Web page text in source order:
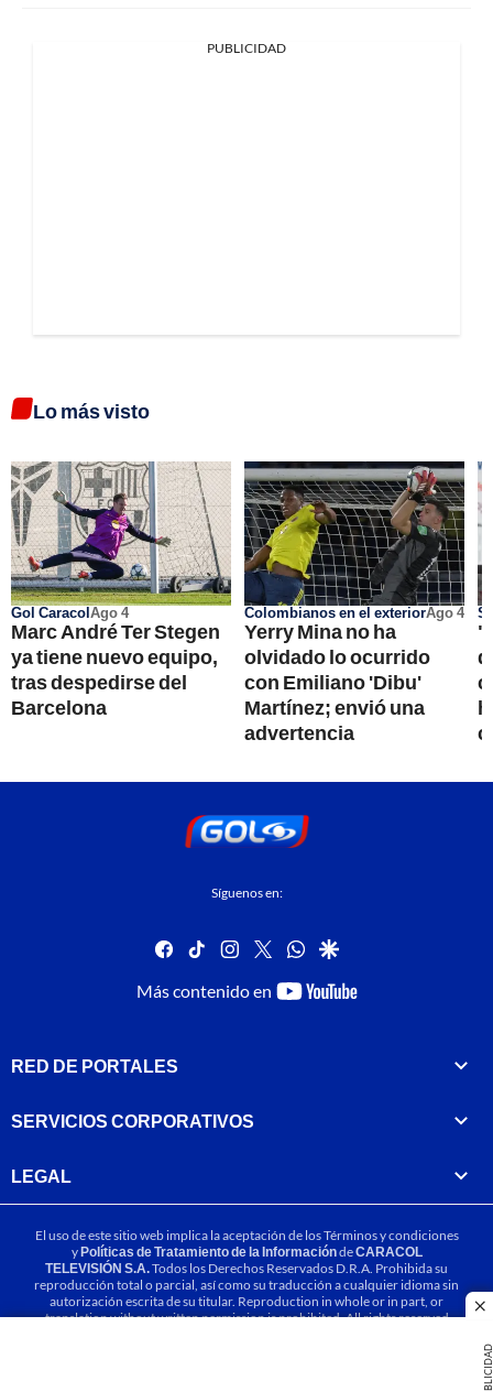
PUBLICIDAD
PUBLICIDAD
Lo más visto
Gol CaracolAgo 4
Marc André Ter Stegen
ya tiene nuevo equipo,
tras despedirse del
Barcelona
Colombianos en el exteriorAgo 4
Yerry Mina no ha
olvidado lo ocurrido
con Emiliano 'Dibu'
Martínez; envió una
advertencia
Síguenos en:
facebook
tiktok instagram
twitterwhatsapp
google
Más contenido en
youtube-
RED DE PORTALES
SERVICIOS CORPORATIVOS
LEGAL
El uso de este sitio web implica la aceptación de losTérminos y condiciones
yPolíticas de Tratamiento de la InformacióndeCARACOL
TELEVISIÓN S.A.Todos los Derechos Reservados D.R.A. Prohibida su
reproducción total o parcial, así como su traducción a cualquier idioma sin
autorización escrita de su titular. Reproduction in whole or in part, or
translation without written permission is prohibited. All rights reserved